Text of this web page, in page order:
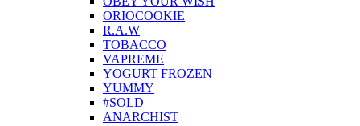
ORIOCOOKIE
R.A.W
TOBACCO
VAPREME
YOGURT FROZEN
YUMMY
#SOLD
ANARCHIST